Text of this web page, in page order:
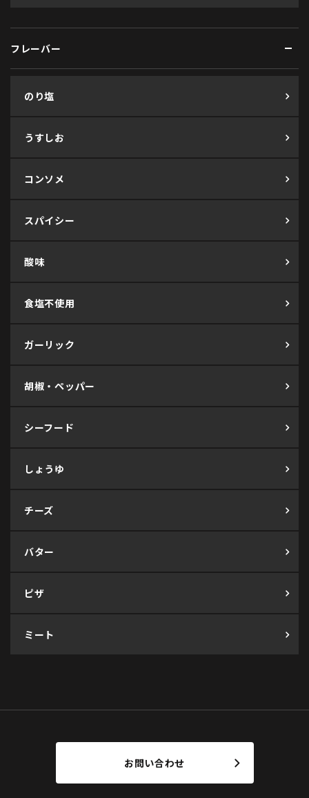
フレーバー
のり塩
うすしお
コンソメ
スパイシー
酸味
食塩不使用
ガーリック
胡椒・ペッパー
シーフード
しょうゆ
チーズ
バター
ピザ
ミート
お問い合わせ